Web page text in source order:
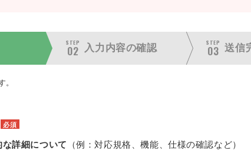
STEP
02 入力内容の確認
STEP
03 送信
。
必須
詳細について （例：対応規格、機能、仕様の確認など）